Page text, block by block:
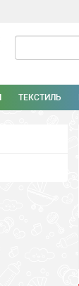
ТЕКСТИЛЬ